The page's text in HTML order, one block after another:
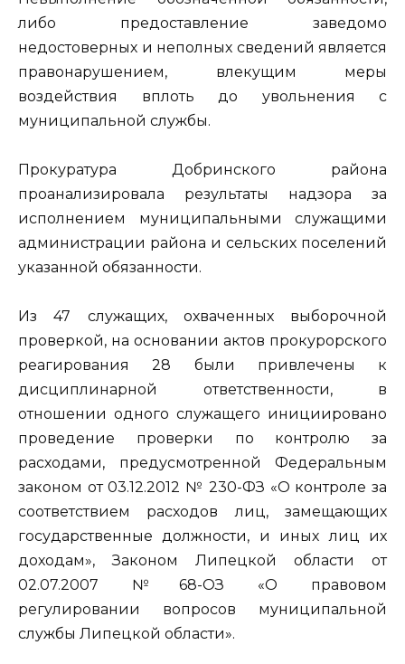
либо предоставление заведомо
недостоверных и неполных сведений является
правонарушением, влекущим меры
воздействия вплоть до увольнения с
муниципальной службы.
Прокуратура Добринского района
проанализировала результаты надзора за
исполнением муниципальными служащими
администрации района и сельских поселений
указанной обязанности.
Из 47 служащих, охваченных выборочной
проверкой, на основании актов прокурорского
реагирования 28 были привлечены к
дисциплинарной ответственности, в
отношении одного служащего инициировано
проведение проверки по контролю за
расходами, предусмотренной Федеральным
законом от 03.12.2012 № 230-ФЗ «О контроле за
соответствием расходов лиц, замещающих
государственные должности, и иных лиц их
доходам», Законом Липецкой области от
02.07.2007 №68-ОЗ «О правовом
регулировании вопросов муниципальной
службы Липецкой области».